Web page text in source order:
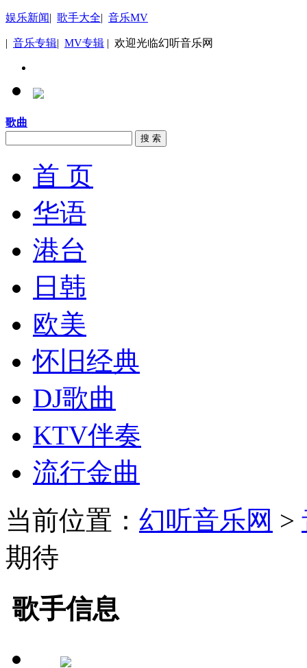
娱乐新闻| 歌手大全| 音乐MV
| 音乐专辑| MV专辑 | 欢迎光临幻听音乐网
歌曲
搜 索
首 页
华语
港台
日韩
欧美
怀旧经典
DJ歌曲
KTV伴奏
流行金曲
当前位置： 幻听音乐网 >
期待
歌手信息